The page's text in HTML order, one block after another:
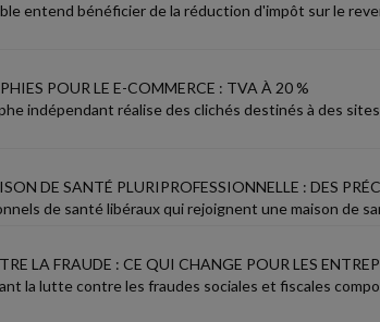
entend bénéficier de la réduction d'impôt sur le
POUR LE E-COMMERCE : TVA À 20 %
indépendant réalise des clichés destinés à des
DE SANTÉ PLURIPROFESSIONNELLE : DES
de santé libéraux qui rejoignent une maison de
LA FRAUDE : CE QUI CHANGE POUR LES
la lutte contre les fraudes sociales et fiscales